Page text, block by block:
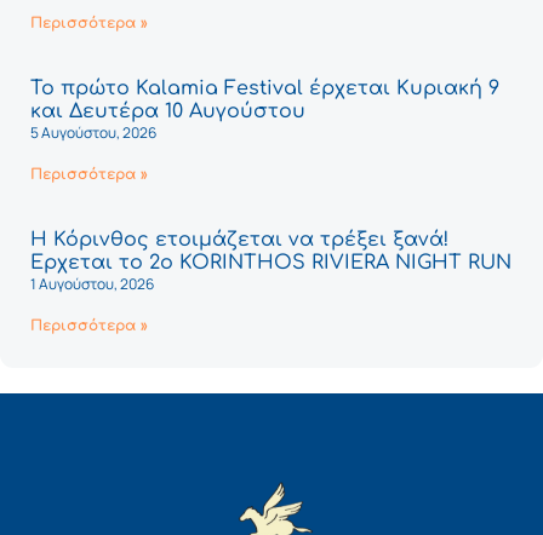
Περισσότερα »
Το πρώτο Kalamia Festival έρχεται Κυριακή 9
και Δευτέρα 10 Αυγούστου
5 Αυγούστου, 2026
Περισσότερα »
Η Κόρινθος ετοιμάζεται να τρέξει ξανά!
Έρχεται το 2ο KORINTHOS RIVIERA NIGHT RUN
1 Αυγούστου, 2026
Περισσότερα »